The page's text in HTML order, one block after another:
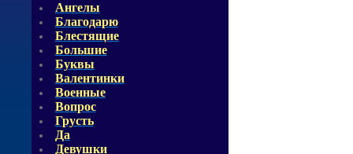
Ангелы
Благодарю
Блестящие
Большие
Буквы
Валентинки
Военные
Вопрос
Грусть
Да
Девушки